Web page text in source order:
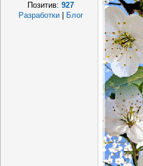
Позитив:927
Разработки
Блог